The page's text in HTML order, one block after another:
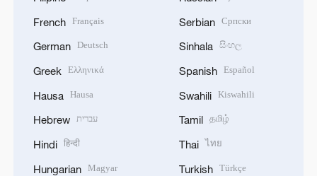
French Français
German Deutsch
Greek Ελληνικά
Hausa Hausa
Hebrew עברית
Hindi हिन्दी
Hungarian Magyar
Serbian Српски
Sinhala සිංහල
Spanish Español
Swahili Kiswahili
Tamil தமிழ்
Thai ไทย
Turkish Türkçe